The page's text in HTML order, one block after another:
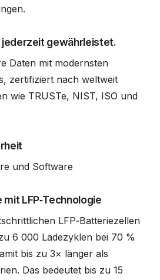
jederzeit gewährleistet.
Daten mit modernsten
zertifiziert nach weltweit
wie TRUSTe, NIST, ISO und
und Software
LFP‑Technologie
LFP‑Batteriezellen
6 000 Ladezyklen bei 70 %
bis zu 3× länger als
Das bedeutet bis zu 15